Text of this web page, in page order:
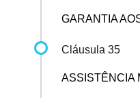
GARANTIA
Cláusula 35
ASSISTÊNCIA